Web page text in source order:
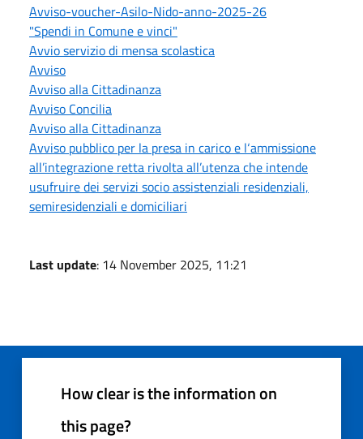
Avviso-voucher-Asilo-Nido-anno-2025-26
"Spendi in Comune e vinci"
Avvio servizio di mensa scolastica
Avviso
Avviso alla Cittadinanza
Avviso Concilia
Avviso alla Cittadinanza
Avviso pubblico per la presa in carico e l‘ammissione
all’integrazione retta rivolta all’utenza che intende
usufruire dei servizi socio assistenziali residenziali,
semiresidenziali e domiciliari
Last update: 14 November 2025, 11:21
How clear is the information on
this page?